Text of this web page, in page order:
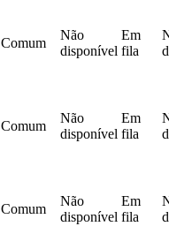
Comum
Não
disponível
Em
fila
Comum
Não
disponível
Em
fila
Comum
Não
disponível
Em
fila